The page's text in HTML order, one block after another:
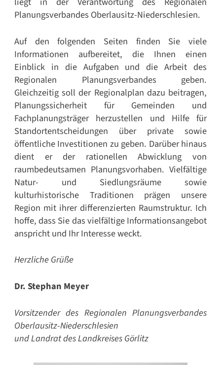
Planungsverbandes Oberlausitz-Niederschlesien.
Auf den folgenden Seiten finden Sie viele
Informationen aufbereitet, die Ihnen einen
Einblick in die Aufgaben und die Arbeit des
Regionalen Planungsverbandes geben.
Gleichzeitig soll der Regionalplan dazu beitragen,
Planungssicherheit für Gemeinden und
Fachplanungsträger herzustellen und Hilfe für
Standortentscheidungen über private sowie
öffentliche Investitionen zu geben. Darüber hinaus
dient er der rationellen Abwicklung von
raumbedeutsamen Planungsvorhaben. Vielfältige
Natur- und Siedlungsräume sowie
kulturhistorische Traditionen prägen unsere
Region mit ihrer differenzierten Raumstruktur. Ich
hoffe, dass Sie das vielfältige Informationsangebot
anspricht und Ihr Interesse weckt.
Herzliche Grüße
Dr. Stephan Meyer
Vorsitzender des Regionalen Planungsverbandes
Oberlausitz-Niederschlesien
und Landrat des Landkreises Görlitz